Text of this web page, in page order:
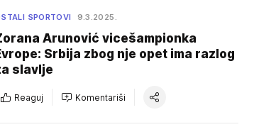
SPORTOVI 9.3.2025.
Arunović vicešampionka
Srbija zbog nje opet ima razlog
slavlje
Reaguj Komentariši